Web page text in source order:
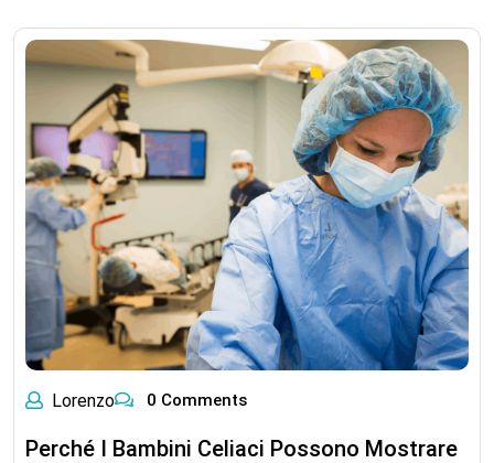
Lorenzo 0 Comments
Perché I Bambini Celiaci Possono Mostrare